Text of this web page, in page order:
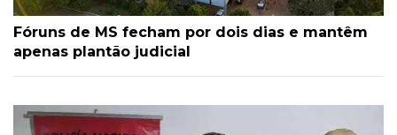
Fóruns de MS fecham por dois dias e mantêm
apenas plantão judicial